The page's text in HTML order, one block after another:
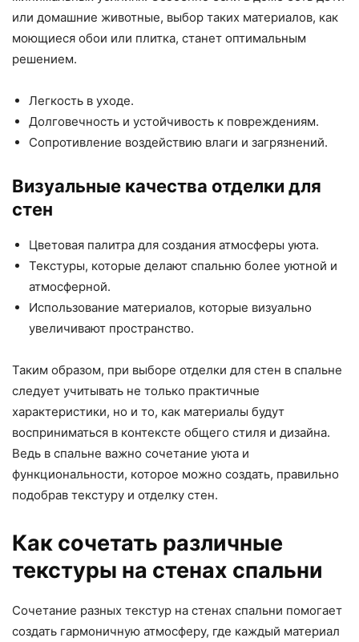
или домашние животные, выбор таких материалов, как
моющиеся обои или плитка, станет оптимальным
решением.
Легкость в уходе.
Долговечность и устойчивость к повреждениям.
Сопротивление воздействию влаги и загрязнений.
Визуальные качества отделки для
стен
Цветовая палитра для создания атмосферы уюта.
Текстуры, которые делают спальню более уютной и
атмосферной.
Использование материалов, которые визуально
увеличивают пространство.
Таким образом, при выборе отделки для стен в спальне
следует учитывать не только практичные
характеристики, но и то, как материалы будут
восприниматься в контексте общего стиля и дизайна.
Ведь в спальне важно сочетание уюта и
функциональности, которое можно создать, правильно
подобрав текстуру и отделку стен.
Как сочетать различные
текстуры на стенах спальни
Сочетание разных текстур на стенах спальни помогает
создать гармоничную атмосферу, где каждый материал